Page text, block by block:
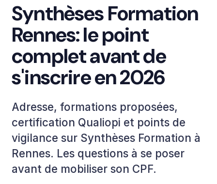
Synthèses Formation
Rennes: le point
complet avant de
s'inscrire en 2026
Adresse, formations proposées,
certification Qualiopi et points de
vigilance sur Synthèses Formation à
Rennes. Les questions à se poser
avant de mobiliser son CPF.